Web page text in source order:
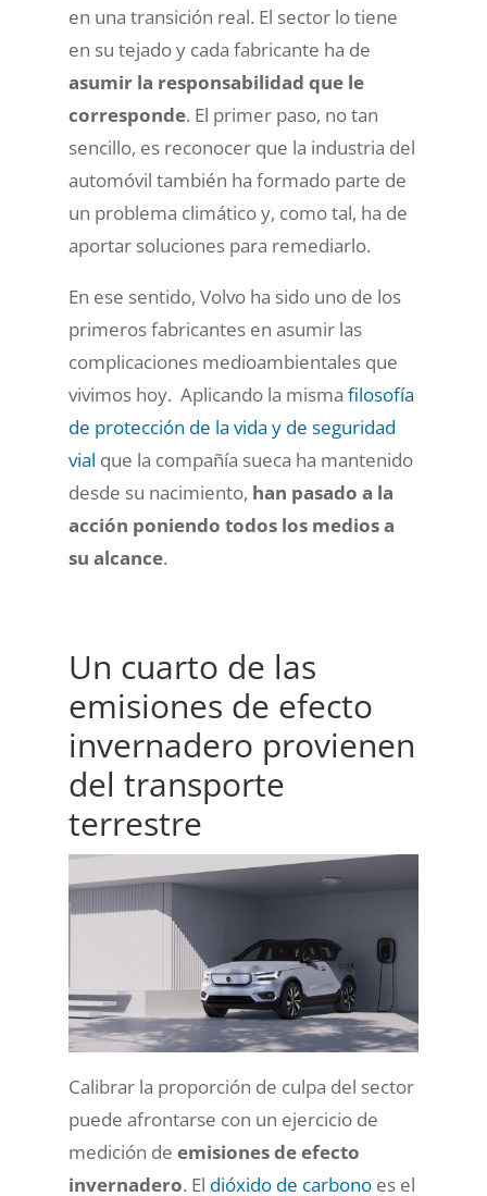
en una transición real. El sector lo tiene
en su tejado y cada fabricante ha de
asumir la responsabilidad que le
corresponde. El primer paso, no tan
sencillo, es reconocer que la industria del
automóvil también ha formado parte de
un problema climático y, como tal, ha de
aportar soluciones para remediarlo.
En ese sentido, Volvo ha sido uno de los
primeros fabricantes en asumir las
complicaciones medioambientales que
vivimos hoy. Aplicando la misma filosofía
de protección de la vida y de seguridad
vial que la compañía sueca ha mantenido
desde su nacimiento, han pasado a la
acción poniendo todos los medios a
su alcance.
Un cuarto de las
emisiones de efecto
invernadero provienen
del transporte
terrestre
Calibrar la proporción de culpa del sector
puede afrontarse con un ejercicio de
medición de emisiones de efecto
invernadero. El dióxido de carbonoes el